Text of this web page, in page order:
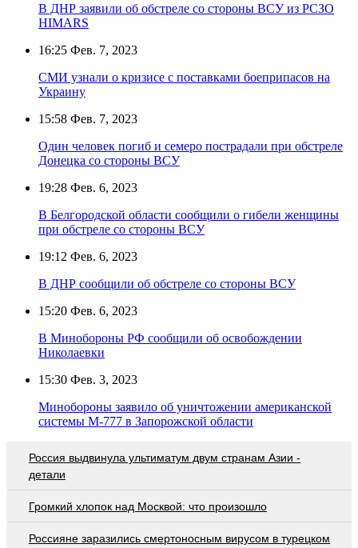
В ДНР заявили об обстреле со стороны ВСУ из РСЗО
HIMARS
16:25 Фев. 7, 2023
СМИ узнали о кризисе с поставками боеприпасов на
Украину
15:58 Фев. 7, 2023
Один человек погиб и семеро пострадали при обстреле
Донецка со стороны ВСУ
19:28 Фев. 6, 2023
В Белгородской области сообщили о гибели женщины
при обстреле со стороны ВСУ
19:12 Фев. 6, 2023
В ДНР сообщили об обстреле со стороны ВСУ
15:20 Фев. 6, 2023
В Минобороны РФ сообщили об освобождении
Николаевки
15:30 Фев. 3, 2023
Минобороны заявило об уничтожении американской
системы М-777 в Запорожской области
Россия выдвинула ультиматум двум странам Азии -
детали
Громкий хлопок над Москвой: что произошло
Россияне заразились смертоносным вирусом в турецком